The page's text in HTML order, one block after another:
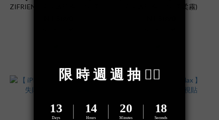
ZIFRIEND 零失敗隱視貼 (完美柔
零失敗隱視貼 (完美柔霧)